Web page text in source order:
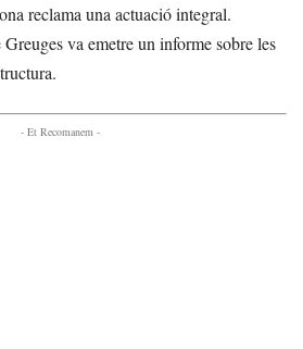
reclama una actuació integral.
va emetre un informe sobre les
- Et Recomanem -